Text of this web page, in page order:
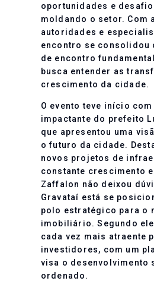
oportunidades e
moldando o setor. Com
autoridades e
encontro se consolidou
de encontro
busca entender as
crescimento da cidade.
O evento teve início
impactante do prefeito
que apresentou uma
o futuro da cidade.
novos projetos de
constante crescimento
Zaffalon não deixou
Gravataí está se
polo estratégico para o
imobiliário. Segundo
cada vez mais atraente
investidores, com um
visa o desenvolvimento
ordenado.